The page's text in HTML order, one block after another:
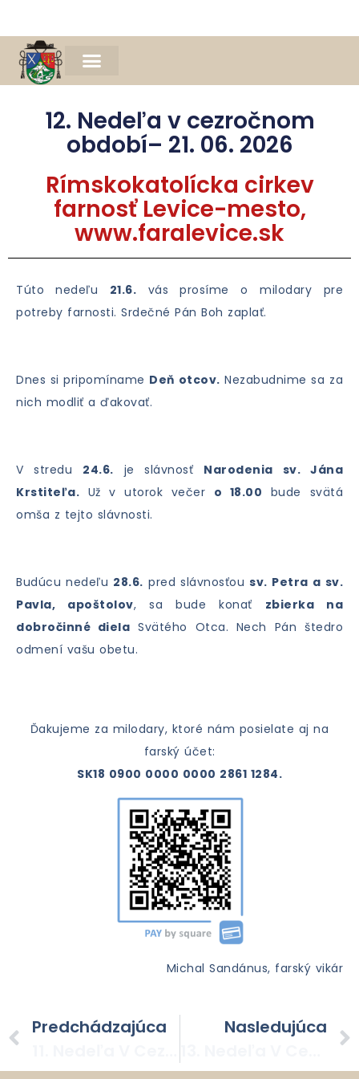
12. Nedeľa v cezročnom
období– 21. 06. 2026
Rímskokatolícka cirkev
farnosť Levice-mesto,
www.faralevice.sk
Túto nedeľu 21.6. vás prosíme o milodary pre
potreby farnosti. Srdečné Pán Boh zaplať.
Dnes si pripomíname Deň otcov. Nezabudnime sa za
nich modliť a ďakovať.
V stredu 24.6. je slávnosť Narodenia sv. Jána
Krstiteľa. Už v utorok večer o 18.00 bude svätá
omša z tejto slávnosti.
Budúcu nedeľu 28.6. pred slávnosťousv. Petra a sv.
Pavla, apoštolov, sa bude konať zbierka na
dobročinné diela Svätého Otca. Nech Pán štedro
odmení vašu obetu.
Ďakujeme za milodary, ktoré nám posielate aj na
farský účet:
SK18 0900 0000 0000 2861 1284.
Michal Sandánus, farský vikár
Predchádzajúca
Nasledujúca